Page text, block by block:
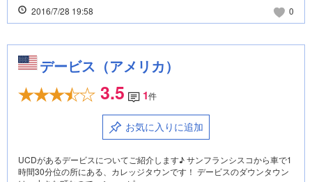
2016/7/28 19:58 0
デービス（アメリカ）
3.5 1件
お気に入りに追加
UCDがあるデービスについてご紹介します♪ サンフランシスコから車で1
時間30分位の所にある、カレッジタウンです！ デービスのダウンタウン